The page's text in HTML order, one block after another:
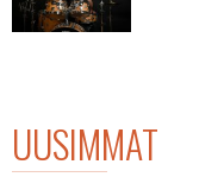
UUSIMMAT